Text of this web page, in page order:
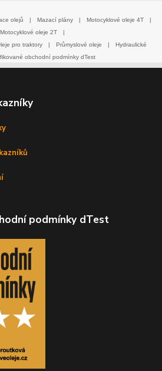
olejů | Mazací plány | Motocyklové oleje 4T
|
Motocyklové oleje 2T
|
pro traktory | Průmyslové oleje |
Hydraulické
obchodní podmínky dTest
podmínky dTest